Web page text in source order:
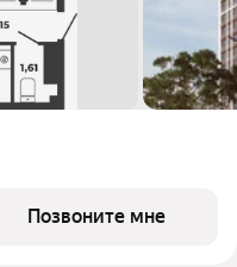
Позвоните мне